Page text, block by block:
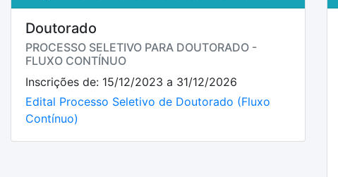
Doutorado
PROCESSO SELETIVO PARA DOUTORADO -
FLUXO CONTÍNUO
Inscrições de: 15/12/2023 a 31/12/2026
Edital Processo Seletivo de Doutorado (Fluxo
Contínuo)